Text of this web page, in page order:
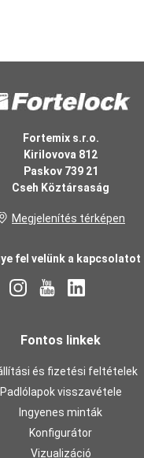
Fortemix s.r.o.
Kirilovova 812
Paskov 739 21
Cseh Köztársaság
Megjelenítés térképen
fel velünk a kapcsolatot
Fontos linkek
és fizetési feltételek
Padlólapok visszavétele
Ingyenes minták
Konfigurátor
Vizualizáció